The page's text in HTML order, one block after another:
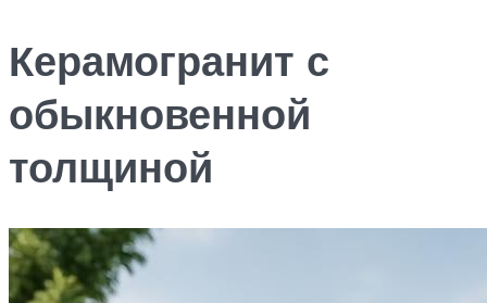
Керамогранит с
обыкновенной
толщиной